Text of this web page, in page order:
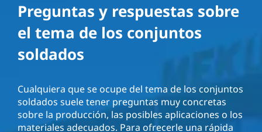
Preguntas y respuestas sobre
el tema de los conjuntos
soldados
Cualquiera que se ocupe del tema de los conjuntos
soldados suele tener preguntas muy concretas
sobre la producción, las posibles aplicaciones o los
materiales adecuados. Para ofrecerle una rápida